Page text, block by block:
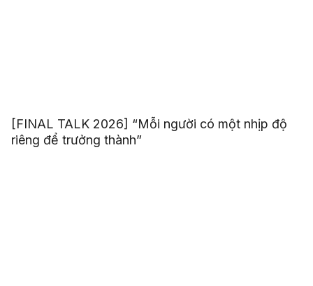
[FINAL TALK 2026] “Mỗi người có một nhịp độ
riêng để trưởng thành”